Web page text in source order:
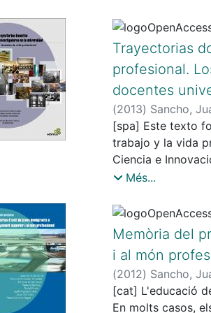
con estas
de Famílies
l..'.enquesta té
desenvolupades
activitats
El qüestionari pot
4t
d'ESO) d'escoles
característiques,
Trayectorias
profesional.
docentes
(2013) Sancho,
Salazar, Patricia ;
Ornellas, Adriana ;
Hernández
Campins Falcó,
[spa] Este texto
trabajo y la vida
Ciencia e
legislación, la
objetivo del
social, cultural,
identidad
europeo. Esta
publicación
universitarios.
Més...
Memòria del
i al món
(2012) Sancho,
Petry, Paulo;
[cat] L'educació
En molts casos,